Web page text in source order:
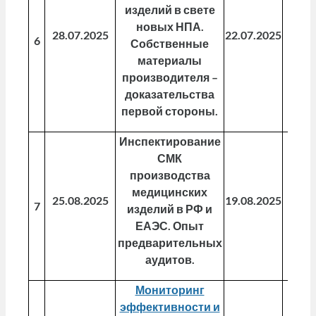
6 28.07.2025
изделий в свете
новых НПА.
Собственные
материалы
производителя –
доказательства
первой стороны.
22.07.2025
7 25.08.2025
Инспектирование
СМК
производства
медицинских
изделий в РФ и
ЕАЭС. Опыт
предварительных
аудитов.
19.08.2025
Мониторинг
эффективности и